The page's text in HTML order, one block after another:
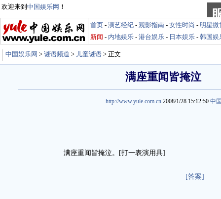
欢迎来到 中国娱乐网 ！
首页 - 演艺经纪 - 观影指南 - 女性时尚 - 明星微
新闻 - 内地娱乐 - 港台娱乐 - 日本娱乐 - 韩国娱
中国娱乐网 > 谜语频道 > 儿童谜语 > 正文
满座重闻皆掩泣
http://www.yule.com.cn 2008/1/28 15:12:50 中
满座重闻皆掩泣。[打一表演用具]
[答案]